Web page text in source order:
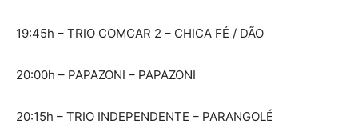
19:45h – TRIO COMCAR 2 – CHICA FÉ / DÃO
20:00h – PAPAZONI – PAPAZONI
20:15h – TRIO INDEPENDENTE – PARANGOLÉ